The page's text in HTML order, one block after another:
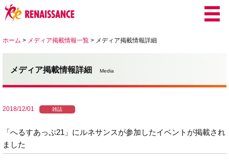
ホーム > メディア掲載情報一覧 > メディア掲載情報詳細
メディア掲載情報詳細 Media
2018/12/01 雑誌
「へるすあっぷ21」にルネサンスが参加したイベントが掲載され
ました